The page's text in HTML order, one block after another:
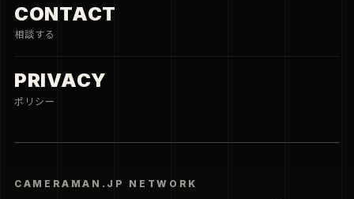
CAMERAMAN.JP NETWORK
CONTACT
相談する
PRIVACY
ポリシー